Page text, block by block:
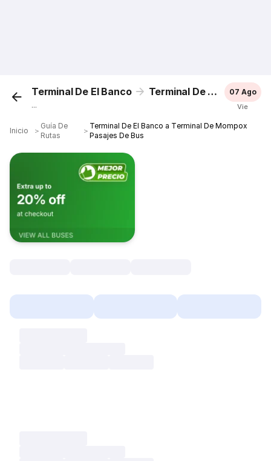
Terminal De El Banco Terminal De Mompox
...
07 Ago
Vie
Inicio ＞
Guía De
Rutas
＞
Terminal De El Banco a Terminal De Mompox
Pasajes De Bus